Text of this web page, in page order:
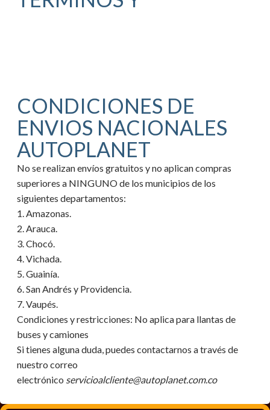
CONDICIONES DE
ENVIOS NACIONALES
AUTOPLANET
No se realizan envíos gratuitos y no aplican compras
superiores a NINGUNO de los municipios de los
siguientes departamentos:
1. Amazonas.
2. Arauca.
3. Chocó.
4. Vichada.
5. Guainía.
6. San Andrés y Providencia.
7. Vaupés.
Condiciones y restricciones: No aplica para llantas de
buses y camiones
Si tienes alguna duda, puedes contactarnos a través de
nuestro correo
electrónico servicioalcliente@autoplanet.com.co